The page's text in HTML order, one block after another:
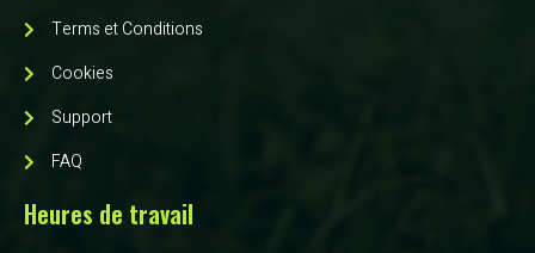
Terms et Conditions
Cookies
Support
FAQ
Heures de travail